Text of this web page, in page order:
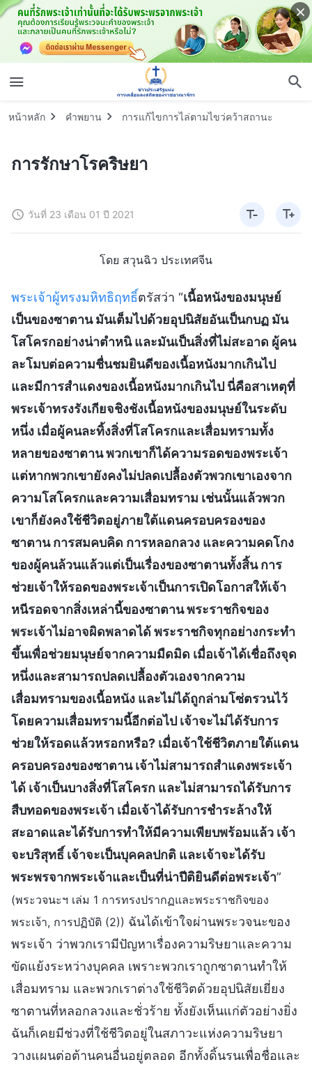
หน้าหลัก คำพยาน การแก้ไขการไล่ตามไขว่คว้าสถานะ
การรักษาโรคริษยา
วันที่ 23 เดือน 01 ปี 2021
โดย สวุนฉิว ประเทศจีน
พระเจ้าผู้ทรงมหิทธิฤทธิ์ตรัสว่า “เนื้อหนังของมนุษย์
เป็นของซาตาน มันเต็มไปด้วยอุปนิสัยอันเป็นกบฏ มัน
โสโครกอย่างน่าตำหนิ และมันเป็นสิ่งที่ไม่สะอาด ผู้คน
ละโมบต่อความชื่นชมยินดีของเนื้อหนังมากเกินไป
และมีการสำแดงของเนื้อหนังมากเกินไป นี่คือสาเหตุที่
พระเจ้าทรงรังเกียจชิงชังเนื้อหนังของมนุษย์ในระดับ
หนึ่ง เมื่อผู้คนละทิ้งสิ่งที่โสโครกและเสื่อมทรามทั้ง
หลายของซาตาน พวกเขาก็ได้ความรอดของพระเจ้า
แต่หากพวกเขายังคงไม่ปลดเปลื้องตัวพวกเขาเองจาก
ความโสโครกและความเสื่อมทราม เช่นนั้นแล้วพวก
เขาก็ยังคงใช้ชีวิตอยู่ภายใต้แดนครอบครองของ
ซาตาน การสมคบคิด การหลอกลวง และความคดโกง
ของผู้คนล้วนแล้วแต่เป็นเรื่องของซาตานทั้งสิ้น การ
ช่วยเจ้าให้รอดของพระเจ้าเป็นการเปิดโอกาสให้เจ้า
หนีรอดจากสิ่งเหล่านี้ของซาตาน พระราชกิจของ
พระเจ้าไม่อาจผิดพลาดได้ พระราชกิจทุกอย่างกระทำ
ขึ้นเพื่อช่วยมนุษย์จากความมืดมิด เมื่อเจ้าได้เชื่อถึงจุด
หนึ่งและสามารถปลดเปลื้องตัวเองจากความ
เสื่อมทรามของเนื้อหนัง และไม่ได้ถูกล่ามโซ่ตรวนไว้
โดยความเสื่อมทรามนี้อีกต่อไป เจ้าจะไม่ได้รับการ
ช่วยให้รอดแล้วหรอกหรือ? เมื่อเจ้าใช้ชีวิตภายใต้แดน
ครอบครองของซาตาน เจ้าไม่สามารถสำแดงพระเจ้า
ได้ เจ้าเป็นบางสิ่งที่โสโครก และไม่สามารถได้รับการ
สืบทอดของพระเจ้า เมื่อเจ้าได้รับการชำระล้างให้
สะอาดและได้รับการทำให้มีความเพียบพร้อมแล้ว เจ้า
จะบริสุทธิ์ เจ้าจะเป็นบุคคลปกติ และเจ้าจะได้รับ
พระพรจากพระเจ้าและเป็นที่น่าปีติยินดีต่อพระเจ้า”
(พระวจนะฯ เล่ม 1 การทรงปรากฏและพระราชกิจของ
พระเจ้า, การปฏิบัติ (2)) ฉันได้เข้าใจผ่านพระวจนะของ
พระเจ้า ว่าพวกเรามีปัญหาเรื่องความริษยาและความ
ขัดแย้งระหว่างบุคคล เพราะพวกเราถูกซาตานทำให้
เสื่อมทราม และพวกเราต่างใช้ชีวิตด้วยอุปนิสัยเยี่ยง
ซาตานที่หลอกลวงและชั่วร้าย ทั้งยังเห็นแก่ตัวอย่างยิ่ง
ฉันก็เคยมีช่วงที่ใช้ชีวิตอยู่ในสภาวะแห่งความริษยา
วางแผนต่อต้านคนอื่นอยู่ตลอด อีกทั้งดิ้นรนเพื่อชื่อและ